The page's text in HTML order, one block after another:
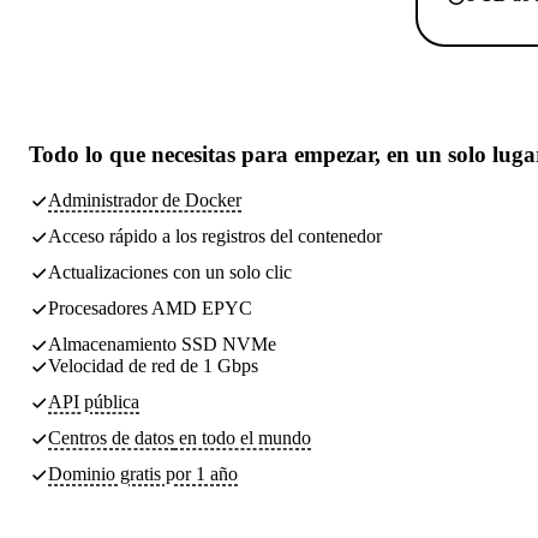
Todo lo que necesitas para empezar, en un solo
Administrador de Docker
Acceso rápido a los registros del contenedor
Actualizaciones con un solo clic
Procesadores AMD EPYC
Almacenamiento SSD NVMe
Velocidad de red de 1 Gbps
API pública
Centros de datos en todo el mundo
Dominio gratis por 1 año